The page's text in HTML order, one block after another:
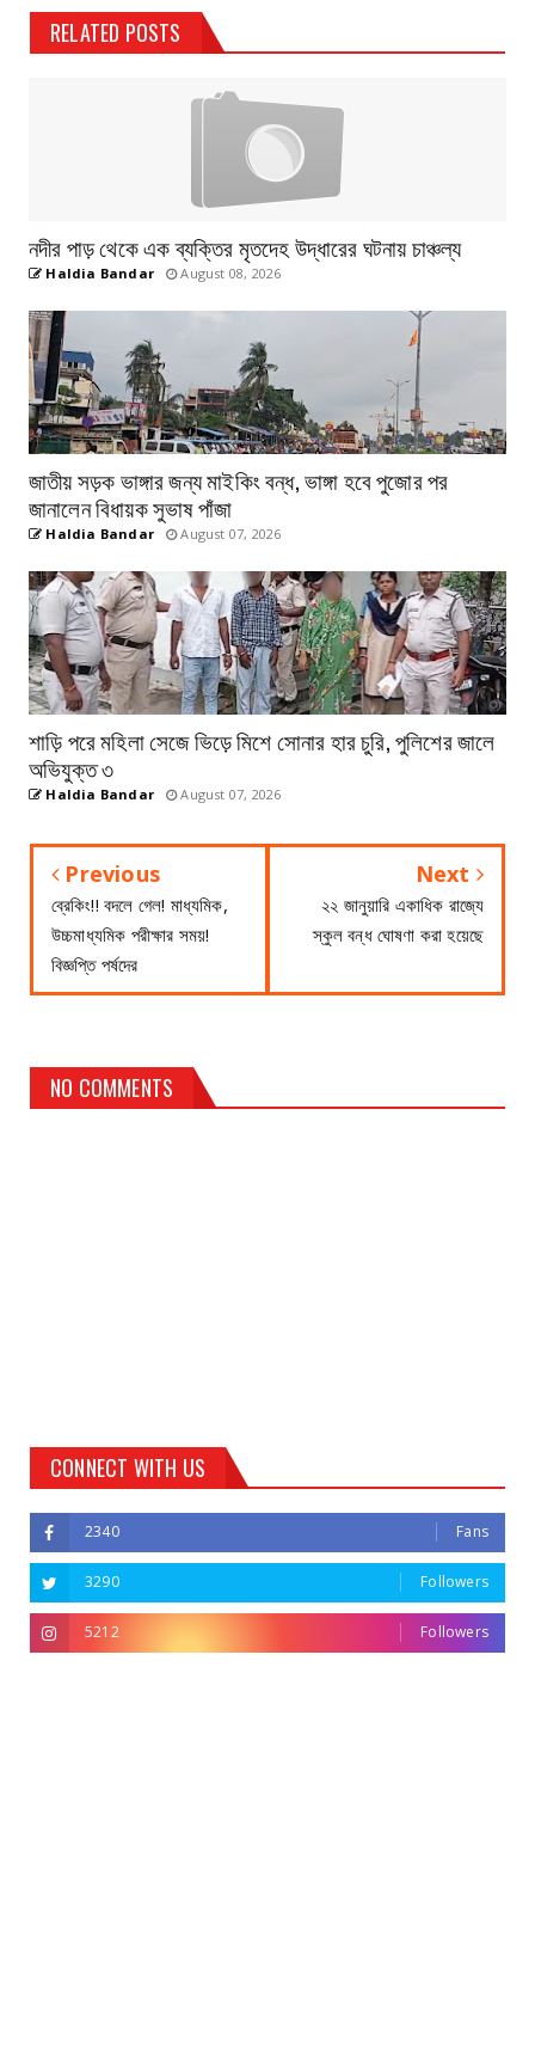
RELATED POSTS
নদীর পাড় থেকে এক ব্যক্তির মৃতদেহ উদ্ধারের ঘটনায় চাঞ্চল্য
Haldia Bandar August 08, 2026
জাতীয় সড়ক ভাঙ্গার জন্য মাইকিং বন্ধ, ভাঙ্গা হবে পুজোর পর
জানালেন বিধায়ক সুভাষ পাঁজা
Haldia Bandar August 07, 2026
শাড়ি পরে মহিলা সেজে ভিড়ে মিশে সোনার হার চুরি, পুলিশের জালে
অভিযুক্ত ৩
Haldia Bandar August 07, 2026
Previous
ব্রেকিং!! বদলে গেল! মাধ্যমিক,
উচ্চমাধ্যমিক পরীক্ষার সময়!
বিজ্ঞপ্তি পর্ষদের
Next
২২ জানুয়ারি একাধিক রাজ্যে
স্কুল বন্ধ ঘোষণা করা হয়েছে
NO COMMENTS
CONNECT WITH US
2340 Fans
3290 Followers
5212 Followers